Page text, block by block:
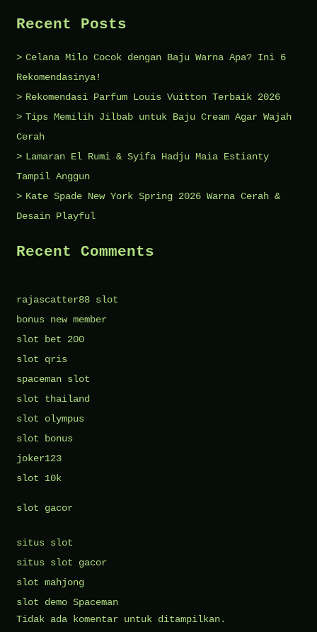
di
Seluruh
Dunia
Recent Posts
Celana Milo Cocok dengan Baju Warna Apa? Ini 6
Rekomendasinya!
Rekomendasi Parfum Louis Vuitton Terbaik 2026
Tips Memilih Jilbab untuk Baju Cream Agar Wajah
Cerah
Lamaran El Rumi & Syifa Hadju Maia Estianty
Tampil Anggun
Kate Spade New York Spring 2026 Warna Cerah &
Desain Playful
Recent Comments
rajascatter88 slot
bonus new member
slot bet 200
slot qris
spaceman slot
slot thailand
slot olympus
slot bonus
joker123
slot 10k
slot gacor
situs slot
situs slot gacor
slot mahjong
slot demo Spaceman
Tidak ada komentar untuk ditampilkan.